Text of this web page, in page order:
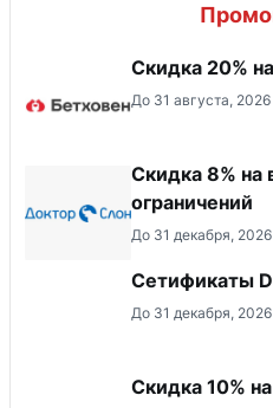
Скидка 20%
До 31 августа, 2026
​Скидка 8% на
ограничений
До 31 декабря, 2026
Сетификаты
До 31 декабря, 2026
Скидка 10%